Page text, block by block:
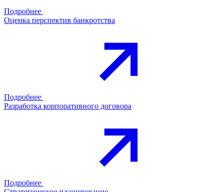
Подробнее
Оценка перспектив банкротства
Подробнее
Разработка корпоративного договора
Подробнее